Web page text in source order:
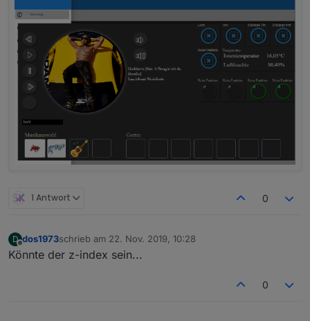
1 Antwort 0
D
Offline
dos1973schrieb am 22. Nov. 2019, 10:28
zuletzt editiert von
Könnte der z-index sein...
0